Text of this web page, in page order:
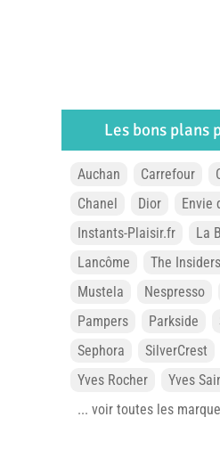
Les bons plans
Auchan Carrefour
Chanel
Dior
Envie
Instants-Plaisir.fr
La
Lancôme
The Insiders
Mustela
Nespresso
Pampers
Parkside
Sephora
SilverCrest
Yves Rocher
Yves
... voir toutes les